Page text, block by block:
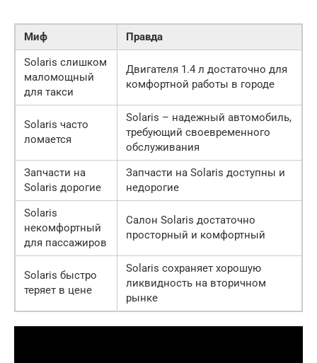
Миф
Правда
Solaris слишком
маломощный
для такси
Двигателя 1.4 л достаточно для
комфортной работы в городе
Solaris часто
ломается
Solaris – надежный автомобиль,
требующий своевременного
обслуживания
Запчасти на
Solaris дорогие
Запчасти на Solaris доступны и
недорогие
Solaris
некомфортный
для пассажиров
Салон Solaris достаточно
просторный и комфортный
Solaris быстро
теряет в цене
Solaris сохраняет хорошую
ликвидность на вторичном
рынке